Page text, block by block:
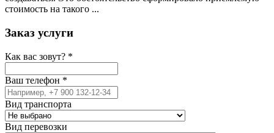
стоимость на такого ...
Заказ услуги
Как вас зовут? *
Ваш телефон *
Вид транспорта
Вид перевозки